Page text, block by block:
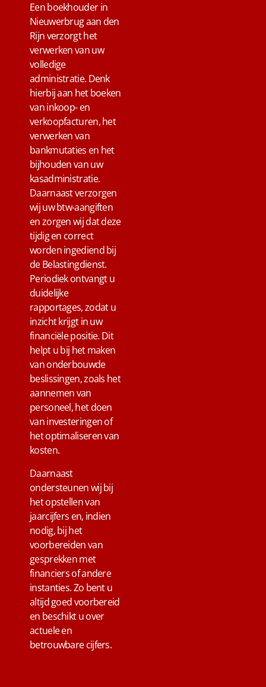
Een boekhouder in
Nieuwerbrug aan den
Rijn verzorgt het
verwerken van uw
volledige
administratie. Denk
hierbij aan het boeken
van inkoop- en
verkoopfacturen, het
verwerken van
bankmutaties en het
bijhouden van uw
kasadministratie.
Daarnaast verzorgen
wij uw btw-aangiften
en zorgen wij dat deze
tijdig en correct
worden ingediend bij
de Belastingdienst.
Periodiek ontvangt u
duidelijke
rapportages, zodat u
inzicht krijgt in uw
financiële positie. Dit
helpt u bij het maken
van onderbouwde
beslissingen, zoals het
aannemen van
personeel, het doen
van investeringen of
het optimaliseren van
kosten.
Daarnaast
ondersteunen wij bij
het opstellen van
jaarcijfers en, indien
nodig, bij het
voorbereiden van
gesprekken met
financiers of andere
instanties. Zo bent u
altijd goed voorbereid
en beschikt u over
actuele en
betrouwbare cijfers.